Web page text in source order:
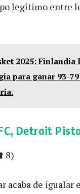
legítimo entre
2025:
para ganar 93-
Detroit
8)
acaba de igualar